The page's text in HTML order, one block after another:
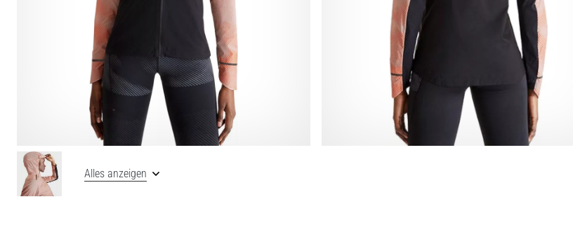
Alles anzeigen